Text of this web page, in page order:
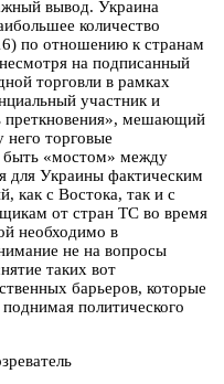
вывод. Украина
количество
по отношению к странам
на подписанный
торговли в рамках
участник и
преткновения», мешающий
него торговые
быть «мостом» между
для Украины фактическим
как с Востока, так и с
от стран ТС во время
необходимо в
не на вопросы
таких вот
барьеров, которые
политического